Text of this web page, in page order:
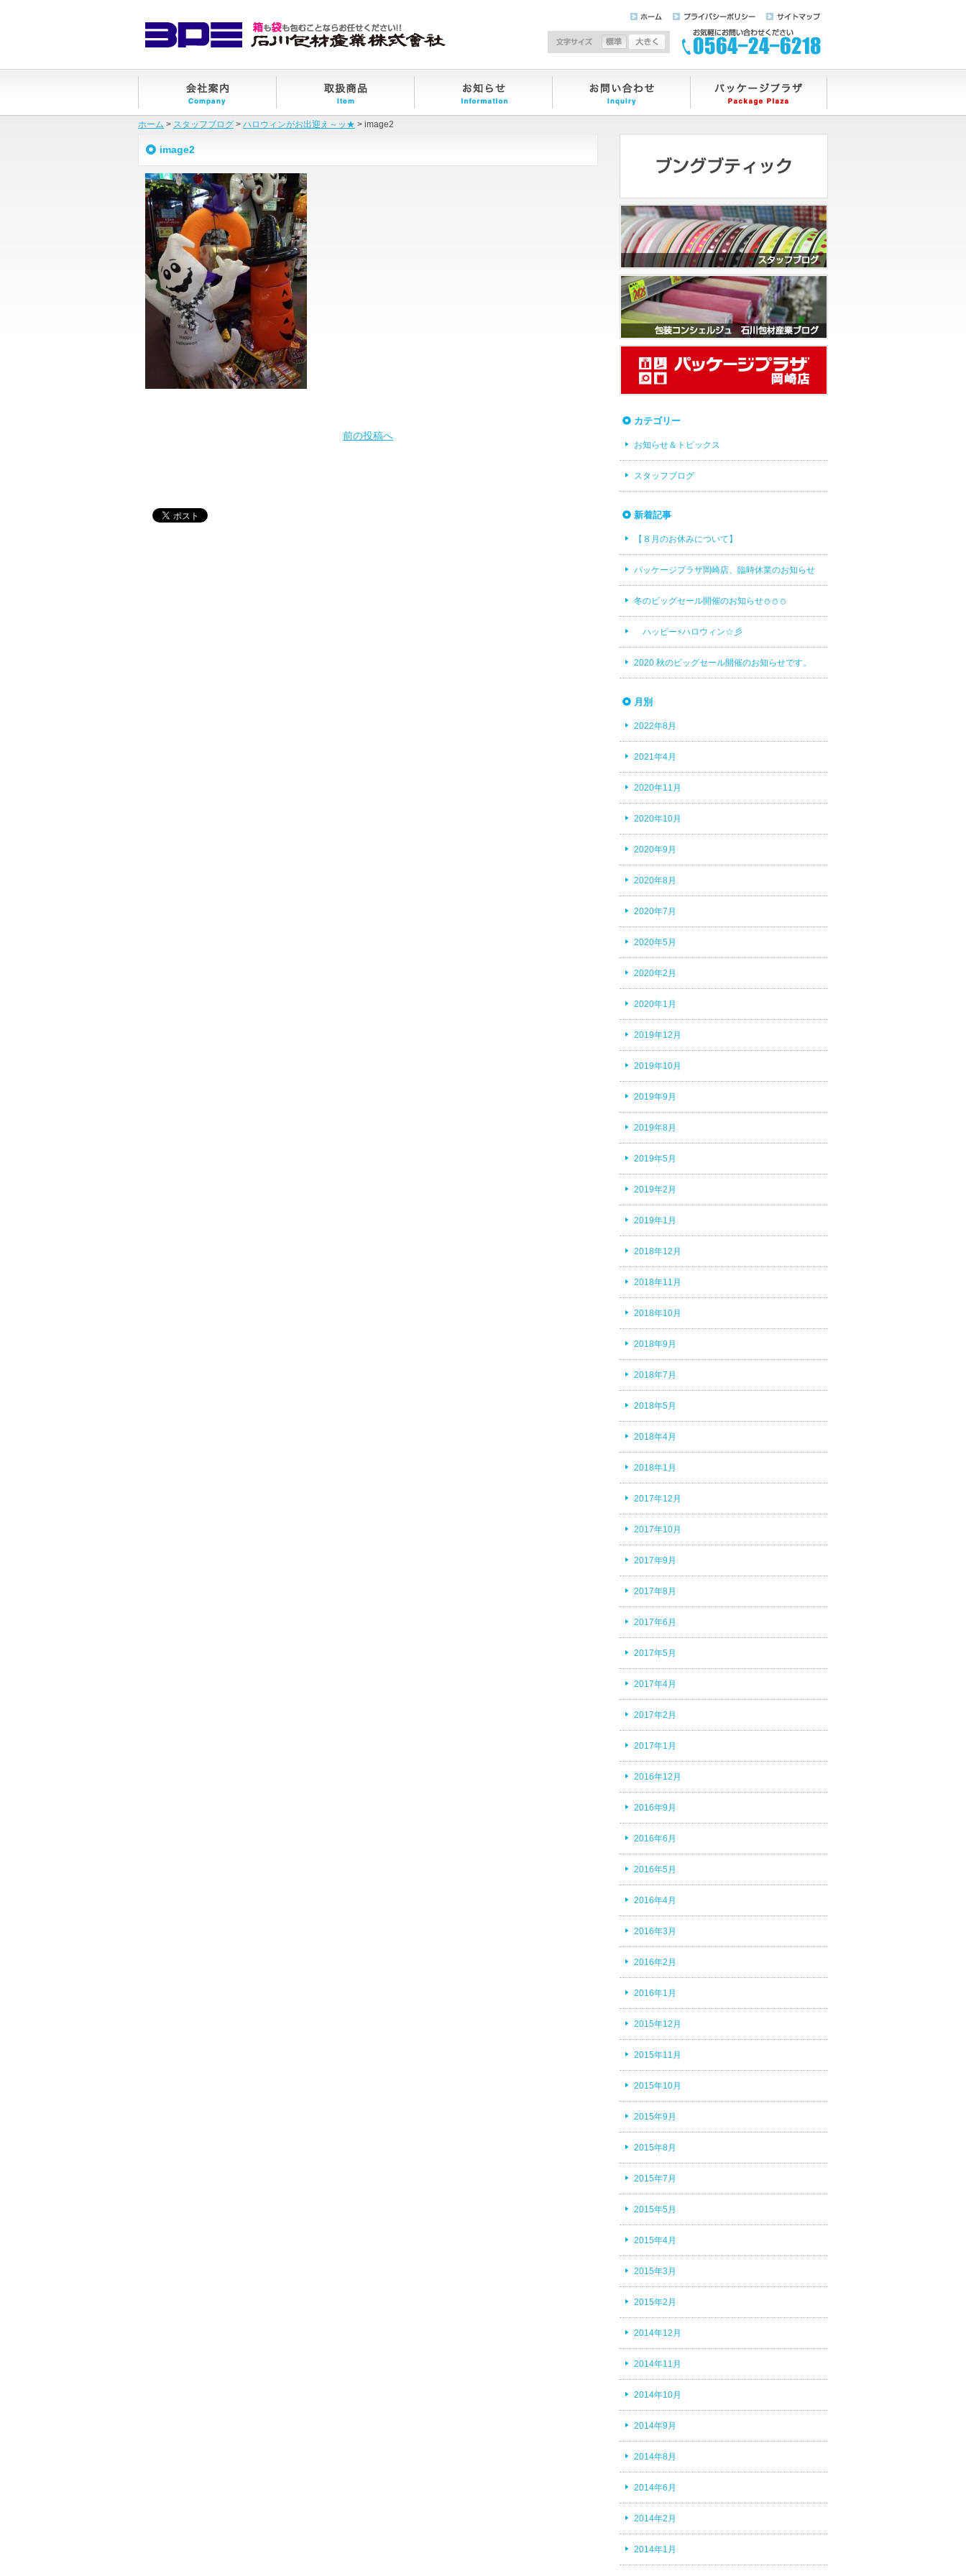
ホーム プライバシーポリシー
文字サイズを標準にする
文字サイズを大きくする
ホーム > スタッフブログ > ハロウィンがお出迎え～ッ★ > image2
image2
前の投稿へ
カテゴリー
お知らせ＆トピックス
スタッフブログ
新着記事
【８月のお休みについて】
パッケージプラザ岡崎店、臨時休業のお知らせ
冬のビッグセール開催のお知らせ⛄⛄⛄
ハッピー⚡ハロウィン☆彡
2020 秋のビッグセール開催のお知らせです。
月別
2022年8月
2021年4月
2020年11月
2020年10月
2020年9月
2020年8月
2020年7月
2020年5月
2020年2月
2020年1月
2019年12月
2019年10月
2019年9月
2019年8月
2019年5月
2019年2月
2019年1月
2018年12月
2018年11月
2018年10月
2018年9月
2018年7月
2018年5月
2018年4月
2018年1月
2017年12月
2017年10月
2017年9月
2017年8月
2017年6月
2017年5月
2017年4月
2017年2月
2017年1月
2016年12月
2016年9月
2016年6月
2016年5月
2016年4月
2016年3月
2016年2月
2016年1月
2015年12月
2015年11月
2015年10月
2015年9月
2015年8月
2015年7月
2015年5月
2015年4月
2015年3月
2015年2月
2014年12月
2014年11月
2014年10月
2014年9月
2014年8月
2014年6月
2014年2月
2014年1月